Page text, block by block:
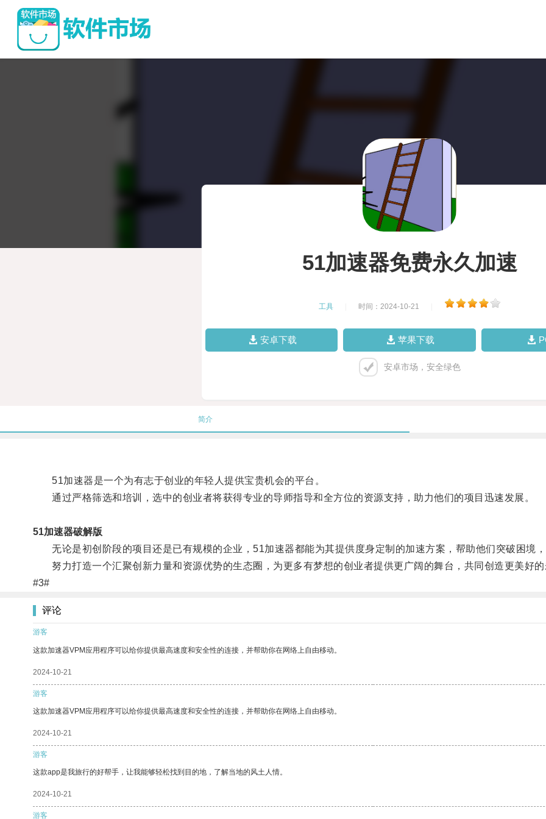
51加速器免费永久加速
工具 时间：2024-10-21
安卓下载 苹果下载
安卓市场，安全绿色
简介
51加速器是一个为有志于创业的年轻人提供宝贵机会的平台。
通过严格筛选和培训，选中的创业者将获得专业的导师指导和全方位的资源支持，助力他们的项目迅速发展。
51加速器破解版
无论是初创阶段的项目还是已有规模的企业，51加速器都能为其提供度身定制的加速方案，帮助他们突破困境，
努力打造一个汇聚创新力量和资源优势的生态圈，为更多有梦想的创业者提供更广阔的舞台，共同创造更美好的
#3#
评论
游客
这款加速器VPM应用程序可以给你提供最高速度和安全性的连接，并帮助你在网络上自由移动。
2024-10-21
游客
这款加速器VPM应用程序可以给你提供最高速度和安全性的连接，并帮助你在网络上自由移动。
2024-10-21
游客
这款app是我旅行的好帮手，让我能够轻松找到目的地，了解当地的风土人情。
2024-10-21
游客